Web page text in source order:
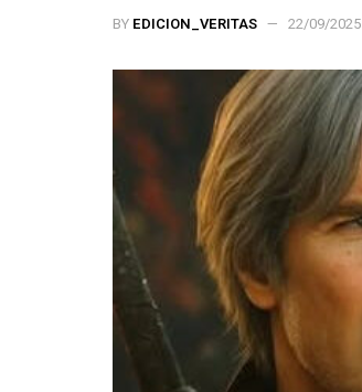
BY EDICION_VERITAS 22/09/2025